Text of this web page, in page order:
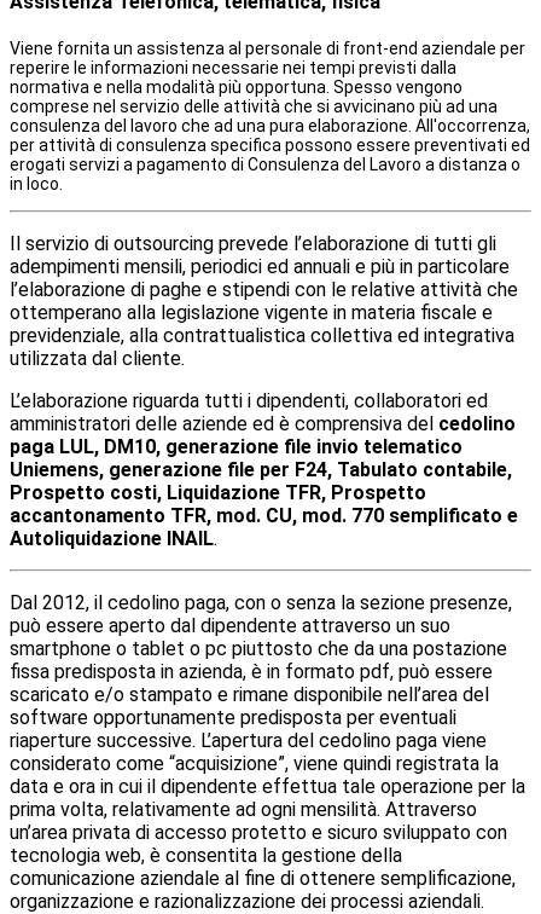
Viene fornita un assistenza al personale di front-end aziendale per
reperire le informazioni necessarie nei tempi previsti dalla
normativa e nella modalità più opportuna. Spesso vengono
comprese nel servizio delle attività che si avvicinano più ad una
consulenza del lavoro che ad una pura elaborazione. All'occorrenza,
per attività di consulenza specifica possono essere preventivati ed
erogati servizi a pagamento di Consulenza del Lavoro a distanza o
in loco.
Il servizio di outsourcing prevede l’elaborazione di tutti gli
adempimenti mensili, periodici ed annuali e più in particolare
l’elaborazione di paghe e stipendi con le relative attività che
ottemperano alla legislazione vigente in materia fiscale e
previdenziale, alla contrattualistica collettiva ed integrativa
utilizzata dal cliente.
L’elaborazione riguarda tutti i dipendenti, collaboratori ed
amministratori delle aziende ed è comprensiva del cedolino
paga LUL, DM10, generazione file invio telematico
Uniemens, generazione file per F24, Tabulato contabile,
Prospetto costi, Liquidazione TFR, Prospetto
accantonamento TFR, mod. CU, mod. 770 semplificato e
Autoliquidazione INAIL.
Dal 2012, il cedolino paga, con o senza la sezione presenze,
può essere aperto dal dipendente attraverso un suo
smartphone o tablet o pc piuttosto che da una postazione
fissa predisposta in azienda, è in formato pdf, può essere
scaricato e/o stampato e rimane disponibile nell’area del
software opportunamente predisposta per eventuali
riaperture successive. L’apertura del cedolino paga viene
considerato come “acquisizione”, viene quindi registrata la
data e ora in cui il dipendente effettua tale operazione per la
prima volta, relativamente ad ogni mensilità. Attraverso
un’area privata di accesso protetto e sicuro sviluppato con
tecnologia web, è consentita la gestione della
comunicazione aziendale al fine di ottenere semplificazione,
organizzazione e razionalizzazione dei processi aziendali.